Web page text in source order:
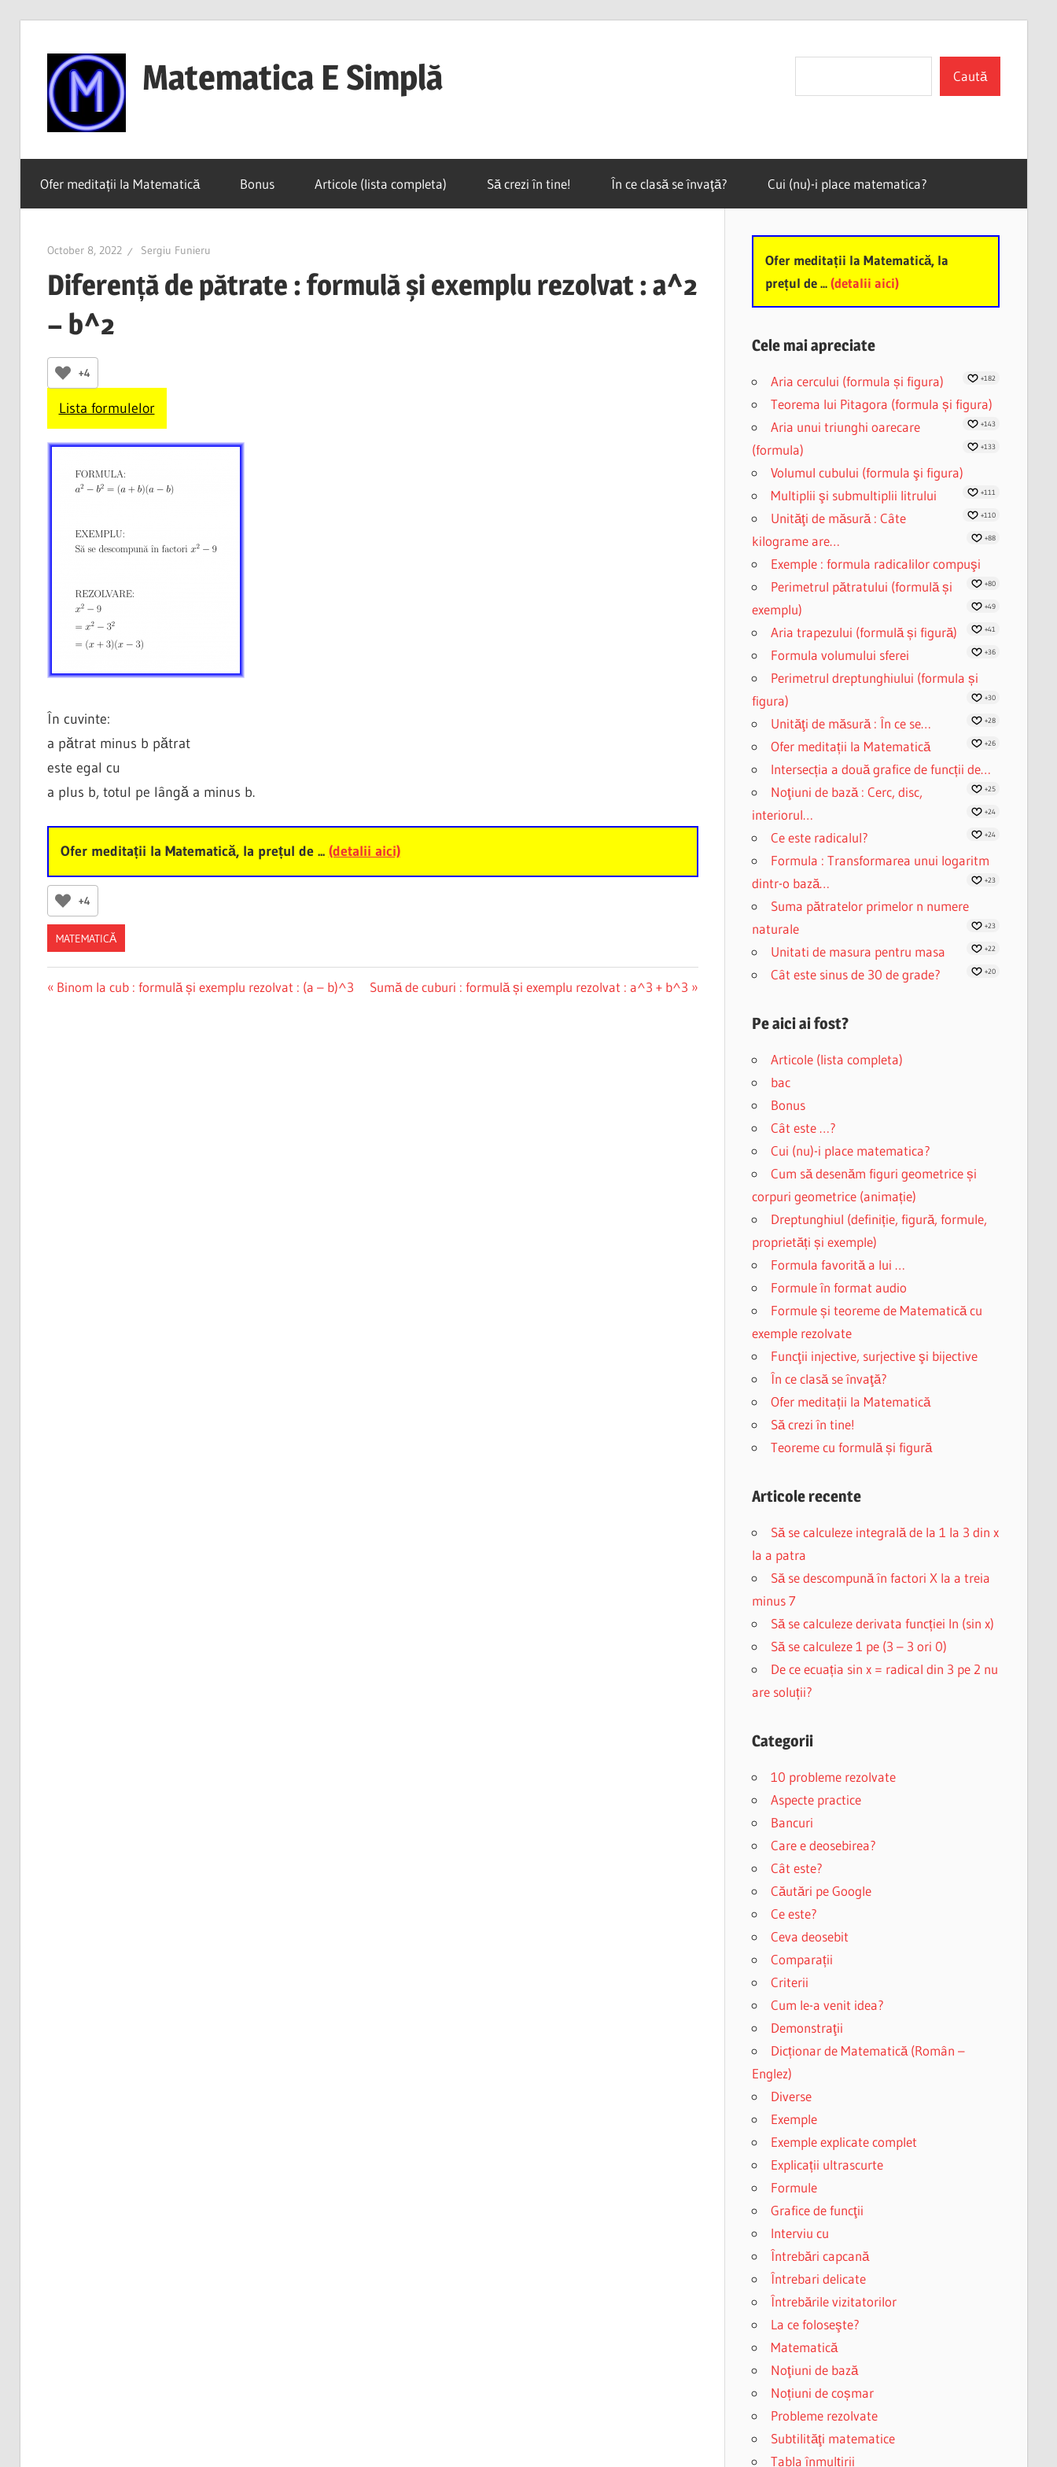
content
Matematica E Simplă
ales
dacă
o
Caută
Ofer meditații la Matematică Bonus Articole (lista completa) Să crezi în tine! În ce clasă se învaţă? Cui (nu)-i place matematica?
October 8, 2022 Sergiu Funieru
Diferență de pătrate : formulă și exemplu rezolvat : a^2
– b^2
+4
Lista formulelor
În cuvinte:
a pătrat minus b pătrat
este egal cu
a plus b, totul pe lângă a minus b.
Ofer meditații la Matematică, la prețul de ... (detalii aici)
+4
MATEMATICĂ
Post
Previous
Binom la cub : formulă și exemplu rezolvat : (a – b)^3
Next
Sumă de cuburi : formulă și exemplu rezolvat : a^3 + b^3
Ofer meditații la Matematică, la
prețul de ...(detalii aici)
Cele mai apreciate
Aria cercului (formula și figura) +182
Teorema lui Pitagora (formula și figura)
+143
Aria unui triunghi oarecare
(formula)
+133
Volumul cubului (formula şi figura)
+111
Multiplii şi submultiplii litrului
+110
Unităţi de măsură : Câte
kilograme are…
+88
Exemple : formula radicalilor compuşi
+80
Perimetrul pătratului (formulă și
exemplu)
+49
Aria trapezului (formulă și figură) +41
Formula volumului sferei +36
Perimetrul dreptunghiului (formula și
figura)
+30
Unităţi de măsură : În ce se… +28
Ofer meditații la Matematică +26
Intersecția a două grafice de funcții de…
+25
Noţiuni de bază : Cerc, disc,
interiorul…
+24
Ce este radicalul? +24
Formula : Transformarea unui logaritm
dintr-o bază…
+23
Suma pătratelor primelor n numere
naturale
+23
Unitati de masura pentru masa +22
Cât este sinus de 30 de grade? +20
Pe aici ai fost?
Articole (lista completa)
bac
Bonus
Cât este …?
Cui (nu)-i place matematica?
Cum să desenăm figuri geometrice și
corpuri geometrice (animație)
Dreptunghiul (definiție, figură, formule,
proprietăți și exemple)
Formula favorită a lui …
Formule în format audio
Formule și teoreme de Matematică cu
exemple rezolvate
Funcţii injective, surjective şi bijective
În ce clasă se învaţă?
Ofer meditații la Matematică
Să crezi în tine!
Teoreme cu formulă și figură
Articole recente
Să se calculeze integrală de la 1 la 3 din x
la a patra
Să se descompună în factori X la a treia
minus 7
Să se calculeze derivata funcției ln (sin x)
Să se calculeze 1 pe (3 – 3 ori 0)
De ce ecuația sin x = radical din 3 pe 2 nu
are soluții?
Categorii
10 probleme rezolvate
Aspecte practice
Bancuri
Care e deosebirea?
Cât este?
Căutări pe Google
Ce este?
Ceva deosebit
Comparații
Criterii
Cum le-a venit idea?
Demonstraţii
Dicționar de Matematică (Român –
Englez)
Diverse
Exemple
Exemple explicate complet
Explicații ultrascurte
Formule
Grafice de funcţii
Interviu cu
Întrebări capcană
Întrebari delicate
Întrebările vizitatorilor
La ce foloseşte?
Matematică
Noţiuni de bază
Noțiuni de coșmar
Probleme rezolvate
Subtilităţi matematice
Tabla înmulțirii